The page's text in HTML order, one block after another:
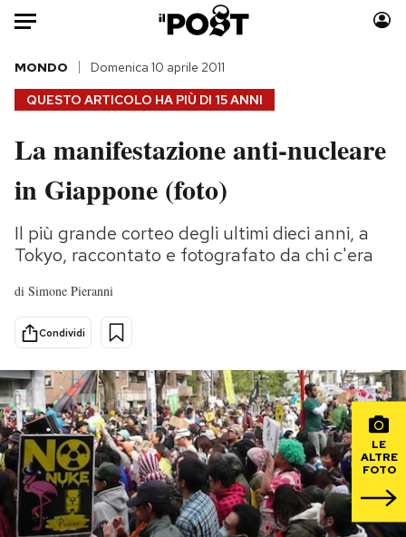
Auto
HOME
Italia
Politica
Tecnologia
Internet
Economia
Moda
Storie/Idee
Ok Boomer!
PODCAST
NEWSLETTER
QUESTO ARTICOLO HA PIÙ DI 15 ANNI
MONDO Domenica 10 aprile 2011
La manifestazione anti-nucleare
in Giappone (foto)
Il più grande corteo degli ultimi dieci anni, a
Tokyo, raccontato e fotografato da chi c'era
di Simone Pieranni
Condividi
LE
ALTRE
FOTO